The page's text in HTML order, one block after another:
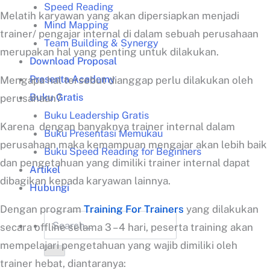
Speed Reading
Mind Mapping
Team Building & Synergy
Download Proposal
Presenta Academy
Buku Gratis
Buku Leadership Gratis
Buku Presentasi Memukau
Buku Speed Reading for Beginners
Artikel
Hubungi
Melatih karyawan yang akan dipersiapkan menjadi
trainer/ pengajar internal di dalam sebuah perusahaan
merupakan hal yang penting untuk dilakukan.
Mengapa hal tersebut dianggap perlu dilakukan oleh
perusahaan?
Karena dengan banyaknya trainer internal dalam
perusahaan maka kemampuan mengajar akan lebih baik
dan pengetahuan yang dimiliki trainer internal dapat
dibagikan kepada karyawan lainnya.
Dengan programTraining For Trainers yang dilakukan
secara offline selama 3 – 4 hari, peserta training akan
mempelajari pengetahuan yang wajib dimiliki oleh
trainer hebat, diantaranya: